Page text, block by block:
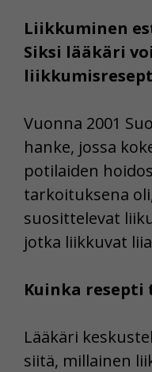
Liikkuminen
Siksi lääkäri
Vuonna 2001
hanke, jossa
potilaiden
tarkoituksena
suosittelevat
jotka liikkuvat
Kuinka resepti
Lääkäri
siitä, millainen